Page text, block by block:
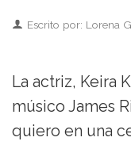
Escrito por: Lorena
La actriz, Keira
músico James
quiero en una